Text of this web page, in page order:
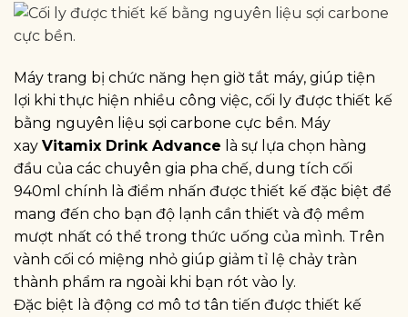
Máy trang bị chức năng hẹn giờ tắt máy, giúp tiện
lợi khi thực hiện nhiều công việc, cối ly được thiết kế
bằng nguyên liệu sợi carbone cực bền. Máy
xay Vitamix Drink Advance là sự lựa chọn hàng
đầu của các chuyên gia pha chế, dung tích cối
940ml chính là điểm nhấn được thiết kế đặc biệt để
mang đến cho bạn độ lạnh cần thiết và độ mềm
mượt nhất có thể trong thức uống của mình. Trên
vành cối có miệng nhỏ giúp giảm tỉ lệ chảy tràn
thành phẩm ra ngoài khi bạn rót vào ly.
Đặc biệt là động cơ mô tơ tân tiến được thiết kế